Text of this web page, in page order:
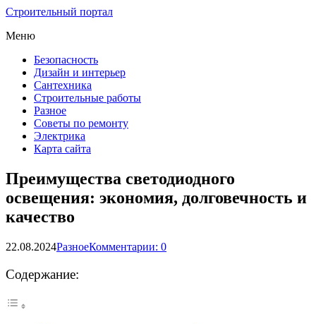
Строительный портал
Меню
Безопасность
Дизайн и интерьер
Сантехника
Строительные работы
Разное
Советы по ремонту
Электрика
Карта сайта
Преимущества светодиодного
освещения: экономия, долговечность и
качество
22.08.2024РазноеКомментарии: 0
Содержание: